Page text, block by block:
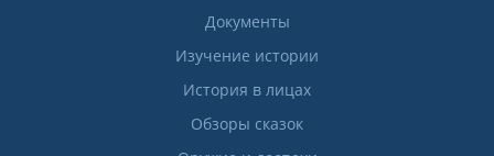
Документы
Изучение истории
История в лицах
Обзоры сказок